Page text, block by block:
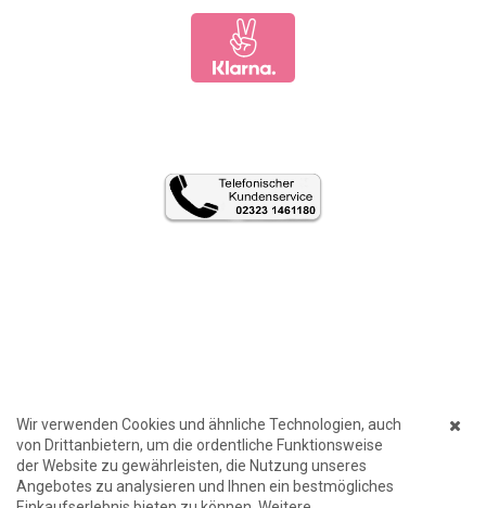
Wir verwenden Cookies und ähnliche Technologien, auch
von Drittanbietern, um die ordentliche Funktionsweise
der Website zu gewährleisten, die Nutzung unseres
Angebotes zu analysieren und Ihnen ein bestmögliches